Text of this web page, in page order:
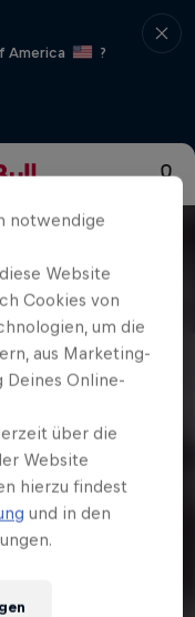
America
?
notwendige
Website
Cookies von
um die
aus Marketing-
Deines Online-
über die
Website
hierzu findest
und in den